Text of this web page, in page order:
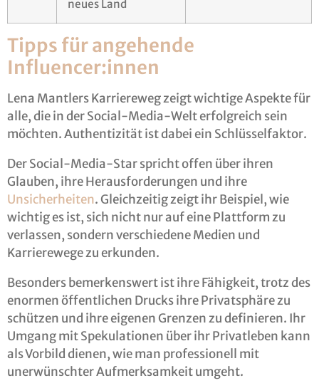
neues Land
Tipps für angehende
Influencer:innen
Lena Mantlers Karriereweg zeigt wichtige Aspekte für
alle, die in der Social-Media-Welt erfolgreich sein
möchten. Authentizität ist dabei ein Schlüsselfaktor.
Der Social-Media-Star spricht offen über ihren
Glauben, ihre Herausforderungen und ihre
Unsicherheiten. Gleichzeitig zeigt ihr Beispiel, wie
wichtig es ist, sich nicht nur auf eine Plattform zu
verlassen, sondern verschiedene Medien und
Karrierewege zu erkunden.
Besonders bemerkenswert ist ihre Fähigkeit, trotz des
enormen öffentlichen Drucks ihre Privatsphäre zu
schützen und ihre eigenen Grenzen zu definieren. Ihr
Umgang mit Spekulationen über ihr Privatleben kann
als Vorbild dienen, wie man professionell mit
unerwünschter Aufmerksamkeit umgeht.